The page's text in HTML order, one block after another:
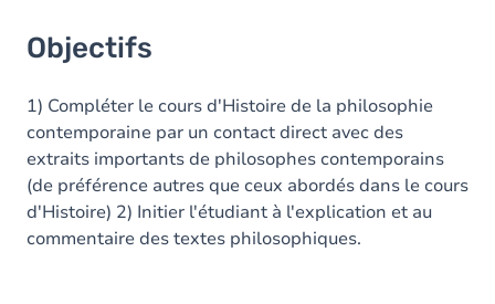
Objectifs
1) Compléter le cours d'Histoire de la philosophie
contemporaine par un contact direct avec des
extraits importants de philosophes contemporains
(de préférence autres que ceux abordés dans le cours
d'Histoire) 2) Initier l'étudiant à l'explication et au
commentaire des textes philosophiques.